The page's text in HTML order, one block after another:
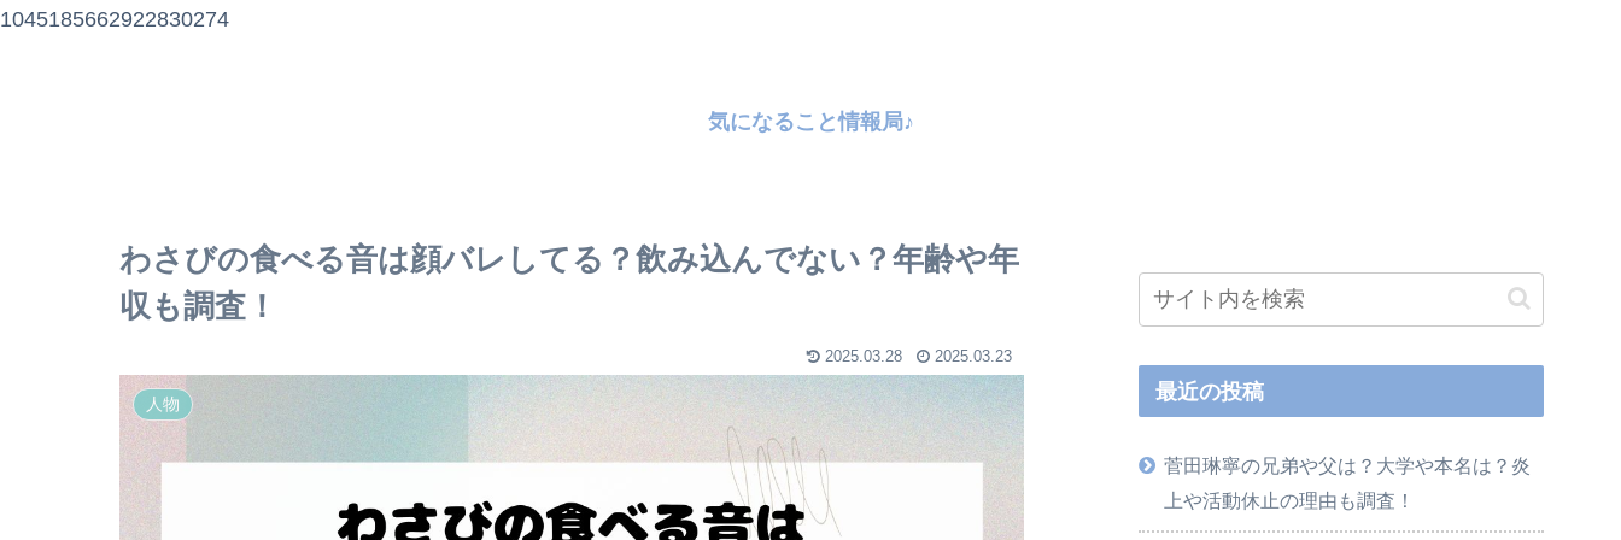
1045185662922830274
気になること情報局♪
わさびの食べる音は顔バレしてる？飲み込んでない？年齢や年
収も調査！
2025.03.28 2025.03.23
人物
最近の投稿
菅田琳寧の兄弟や父は？大学や本名は？炎
上や活動休止の理由も調査！